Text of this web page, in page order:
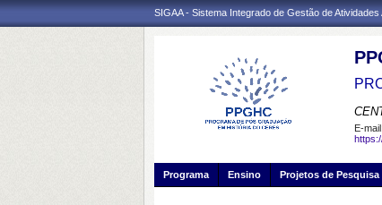
SIGAA - Sistema Integrado de Gestão de Atividades
E-mail:
Programa Ensino Projetos de Pesquisa